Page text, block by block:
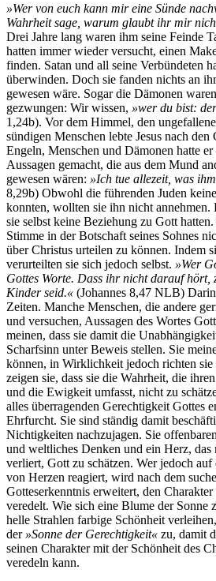
»Wer von euch kann mir eine Sünde
Wahrheit sage, warum glaubt ihr mir
Drei Jahre lang waren ihm seine Feinde
hatten immer wieder versucht, einen
finden. Satan und all seine Verbündeten
überwinden. Doch sie fanden nichts an
gewesen wäre. Sogar die Dämonen
gezwungen: Wir wissen, »wer du bist:
1,24b). Vor dem Himmel, den
sündigen Menschen lebte Jesus nach den
Engeln, Menschen und Dämonen hatte
Aussagen gemacht, die aus dem Mund
gewesen wären: »Ich tue allezeit, was
8,29b) Obwohl die führenden Juden
konnten, wollten sie ihn nicht annehmen.
sie selbst keine Beziehung zu Gott
Stimme in der Botschaft seines Sohnes
über Christus urteilen zu können. Indem
verurteilten sie sich jedoch selbst. »Wer
Gottes Worte. Dass ihr nicht darauf hört,
Kinder seid.« (Johannes 8,47 NLB)
Zeiten. Manche Menschen, die andere
und versuchen, Aussagen des Wortes
meinen, dass sie damit die
Scharfsinn unter Beweis stellen. Sie
können, in Wirklichkeit jedoch richten sie
zeigen sie, dass sie die Wahrheit, die
und die Ewigkeit umfasst, nicht zu
alles überragenden Gerechtigkeit Gottes
Ehrfurcht. Sie sind ständig damit
Nichtigkeiten nachzujagen. Sie
und weltliches Denken und ein Herz, das
verliert, Gott zu schätzen. Wer jedoch
von Herzen reagiert, wird nach dem
Gotteserkenntnis erweitert, den
veredelt. Wie sich eine Blume der Sonne
helle Strahlen farbige Schönheit
der »Sonne der Gerechtigkeit« zu, damit
seinen Charakter mit der Schönheit des
veredeln kann.